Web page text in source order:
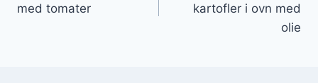
med tomater
kartofler i ovn med
olie